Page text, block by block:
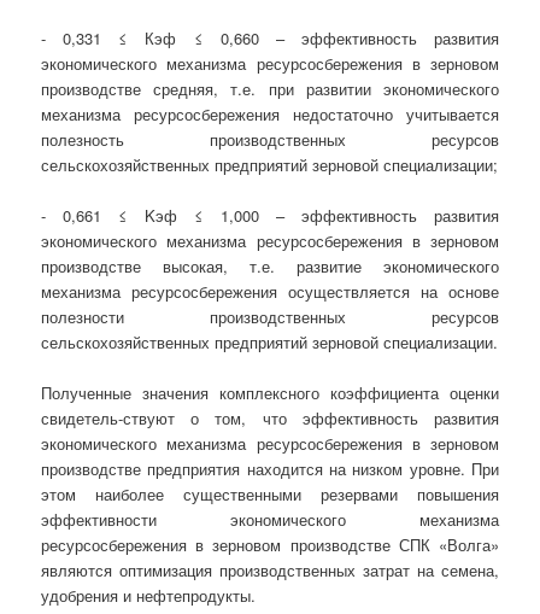
- 0,331 ≤ Кэф ≤ 0,660 – эффективность развития
экономического механизма ресурсосбережения в зерновом
производстве средняя, т.е. при развитии экономического
механизма ресурсосбережения недостаточно учитывается
полезность производственных ресурсов
сельскохозяйственных предприятий зерновой специализации;
- 0,661 ≤ Kэф ≤ 1,000 – эффективность развития
экономического механизма ресурсосбережения в зерновом
производстве высокая, т.е. развитие экономического
механизма ресурсосбережения осуществляется на основе
полезности производственных ресурсов
сельскохозяйственных предприятий зерновой специализации.
Полученные значения комплексного коэффициента оценки
свидетель-ствуют о том, что эффективность развития
экономического механизма ресурсосбережения в зерновом
производстве предприятия находится на низком уровне. При
этом наиболее существенными резервами повышения
эффективности экономического механизма
ресурсосбережения в зерновом производстве СПК «Волга»
являются оптимизация производственных затрат на семена,
удобрения и нефтепродукты.